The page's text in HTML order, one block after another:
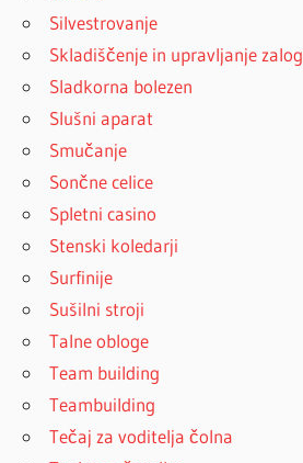
Silvestrovanje
Skladiščenje in upravljanje zalog
Sladkorna bolezen
Slušni aparat
Smučanje
Sončne celice
Spletni casino
Stenski koledarji
Surfinije
Sušilni stroji
Talne obloge
Team building
Teambuilding
Tečaj za voditelja čolna